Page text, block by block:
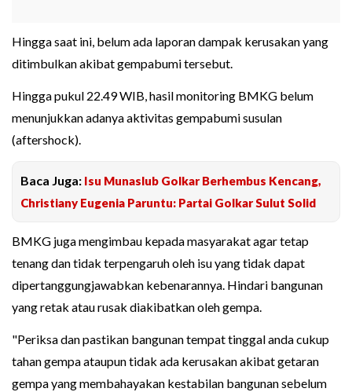
Hingga saat ini, belum ada laporan dampak kerusakan yang
ditimbulkan akibat gempabumi tersebut.
Hingga pukul 22.49 WIB, hasil monitoring BMKG belum
menunjukkan adanya aktivitas gempabumi susulan
(aftershock).
Baca Juga: Isu Munaslub Golkar Berhembus Kencang,
Christiany Eugenia Paruntu: Partai Golkar Sulut Solid
BMKG juga mengimbau kepada masyarakat agar tetap
tenang dan tidak terpengaruh oleh isu yang tidak dapat
dipertanggungjawabkan kebenarannya. Hindari bangunan
yang retak atau rusak diakibatkan oleh gempa.
"Periksa dan pastikan bangunan tempat tinggal anda cukup
tahan gempa ataupun tidak ada kerusakan akibat getaran
gempa yang membahayakan kestabilan bangunan sebelum